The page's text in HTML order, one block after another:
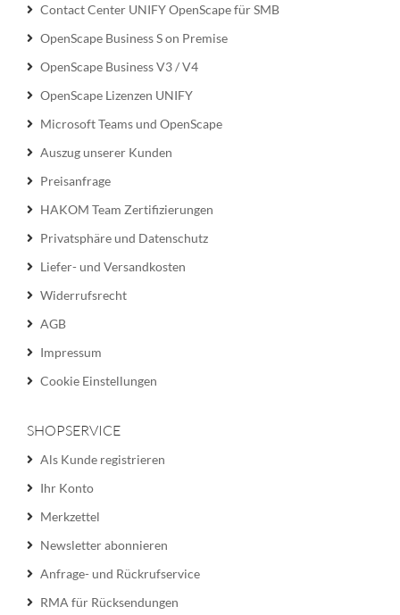
Contact Center UNIFY OpenScape für SMB
OpenScape Business S on Premise
OpenScape Business V3 / V4
OpenScape Lizenzen UNIFY
Microsoft Teams und OpenScape
Auszug unserer Kunden
Preisanfrage
HAKOM Team Zertifizierungen
Privatsphäre und Datenschutz
Liefer- und Versandkosten
Widerrufsrecht
AGB
Impressum
Cookie Einstellungen
SHOPSERVICE
Als Kunde registrieren
Ihr Konto
Merkzettel
Newsletter abonnieren
Anfrage- und Rückrufservice
RMA für Rücksendungen